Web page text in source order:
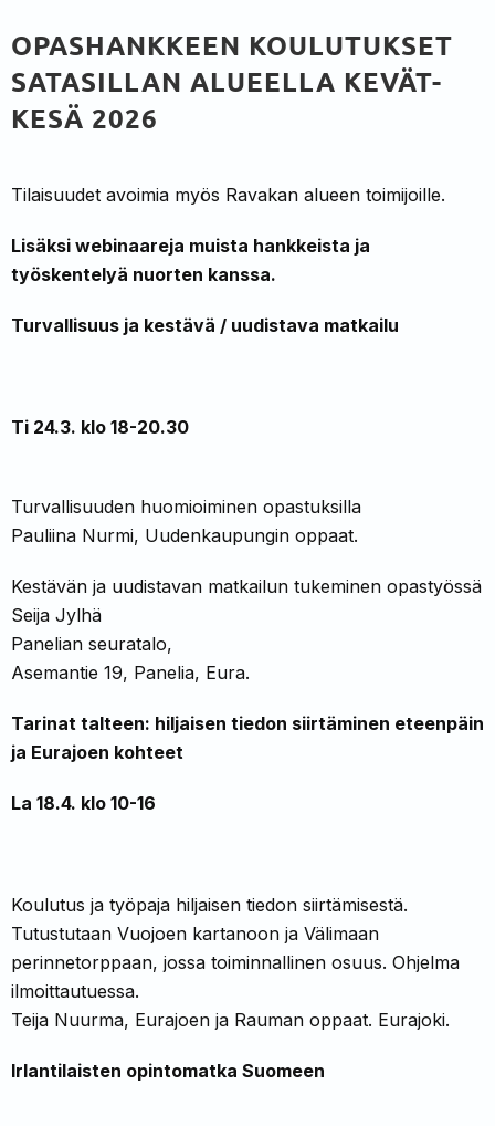
OPASHANKKEEN KOULUTUKSET
SATASILLAN ALUEELLA KEVÄT-
KESÄ 2026
Tilaisuudet avoimia myös Ravakan alueen toimijoille.
Lisäksi webinaareja muista hankkeista ja
työskentelyä nuorten kanssa.
Turvallisuus ja kestävä / uudistava matkailu
Ti 24.3. klo 18-20.30
Turvallisuuden huomioiminen opastuksilla
Pauliina Nurmi, Uudenkaupungin oppaat.
Kestävän ja uudistavan matkailun tukeminen opastyössä
Seija Jylhä
Panelian seuratalo,
Asemantie 19, Panelia, Eura.
Tarinat talteen: hiljaisen tiedon siirtäminen eteenpäin
ja Eurajoen kohteet
La 18.4. klo 10-16
Koulutus ja työpaja hiljaisen tiedon siirtämisestä.
Tutustutaan Vuojoen kartanoon ja Välimaan
perinnetorppaan, jossa toiminnallinen osuus. Ohjelma
ilmoittautuessa.
Teija Nuurma, Eurajoen ja Rauman oppaat. Eurajoki.
Irlantilaisten opintomatka Suomeen